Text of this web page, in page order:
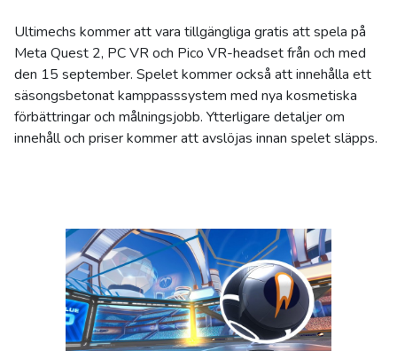
Ultimechs kommer att vara tillgängliga gratis att spela på
Meta Quest 2, PC VR och Pico VR-headset från och med
den 15 september. Spelet kommer också att innehålla ett
säsongsbetonat kamppasssystem med nya kosmetiska
förbättringar och målningsjobb. Ytterligare detaljer om
innehåll och priser kommer att avslöjas innan spelet släpps.